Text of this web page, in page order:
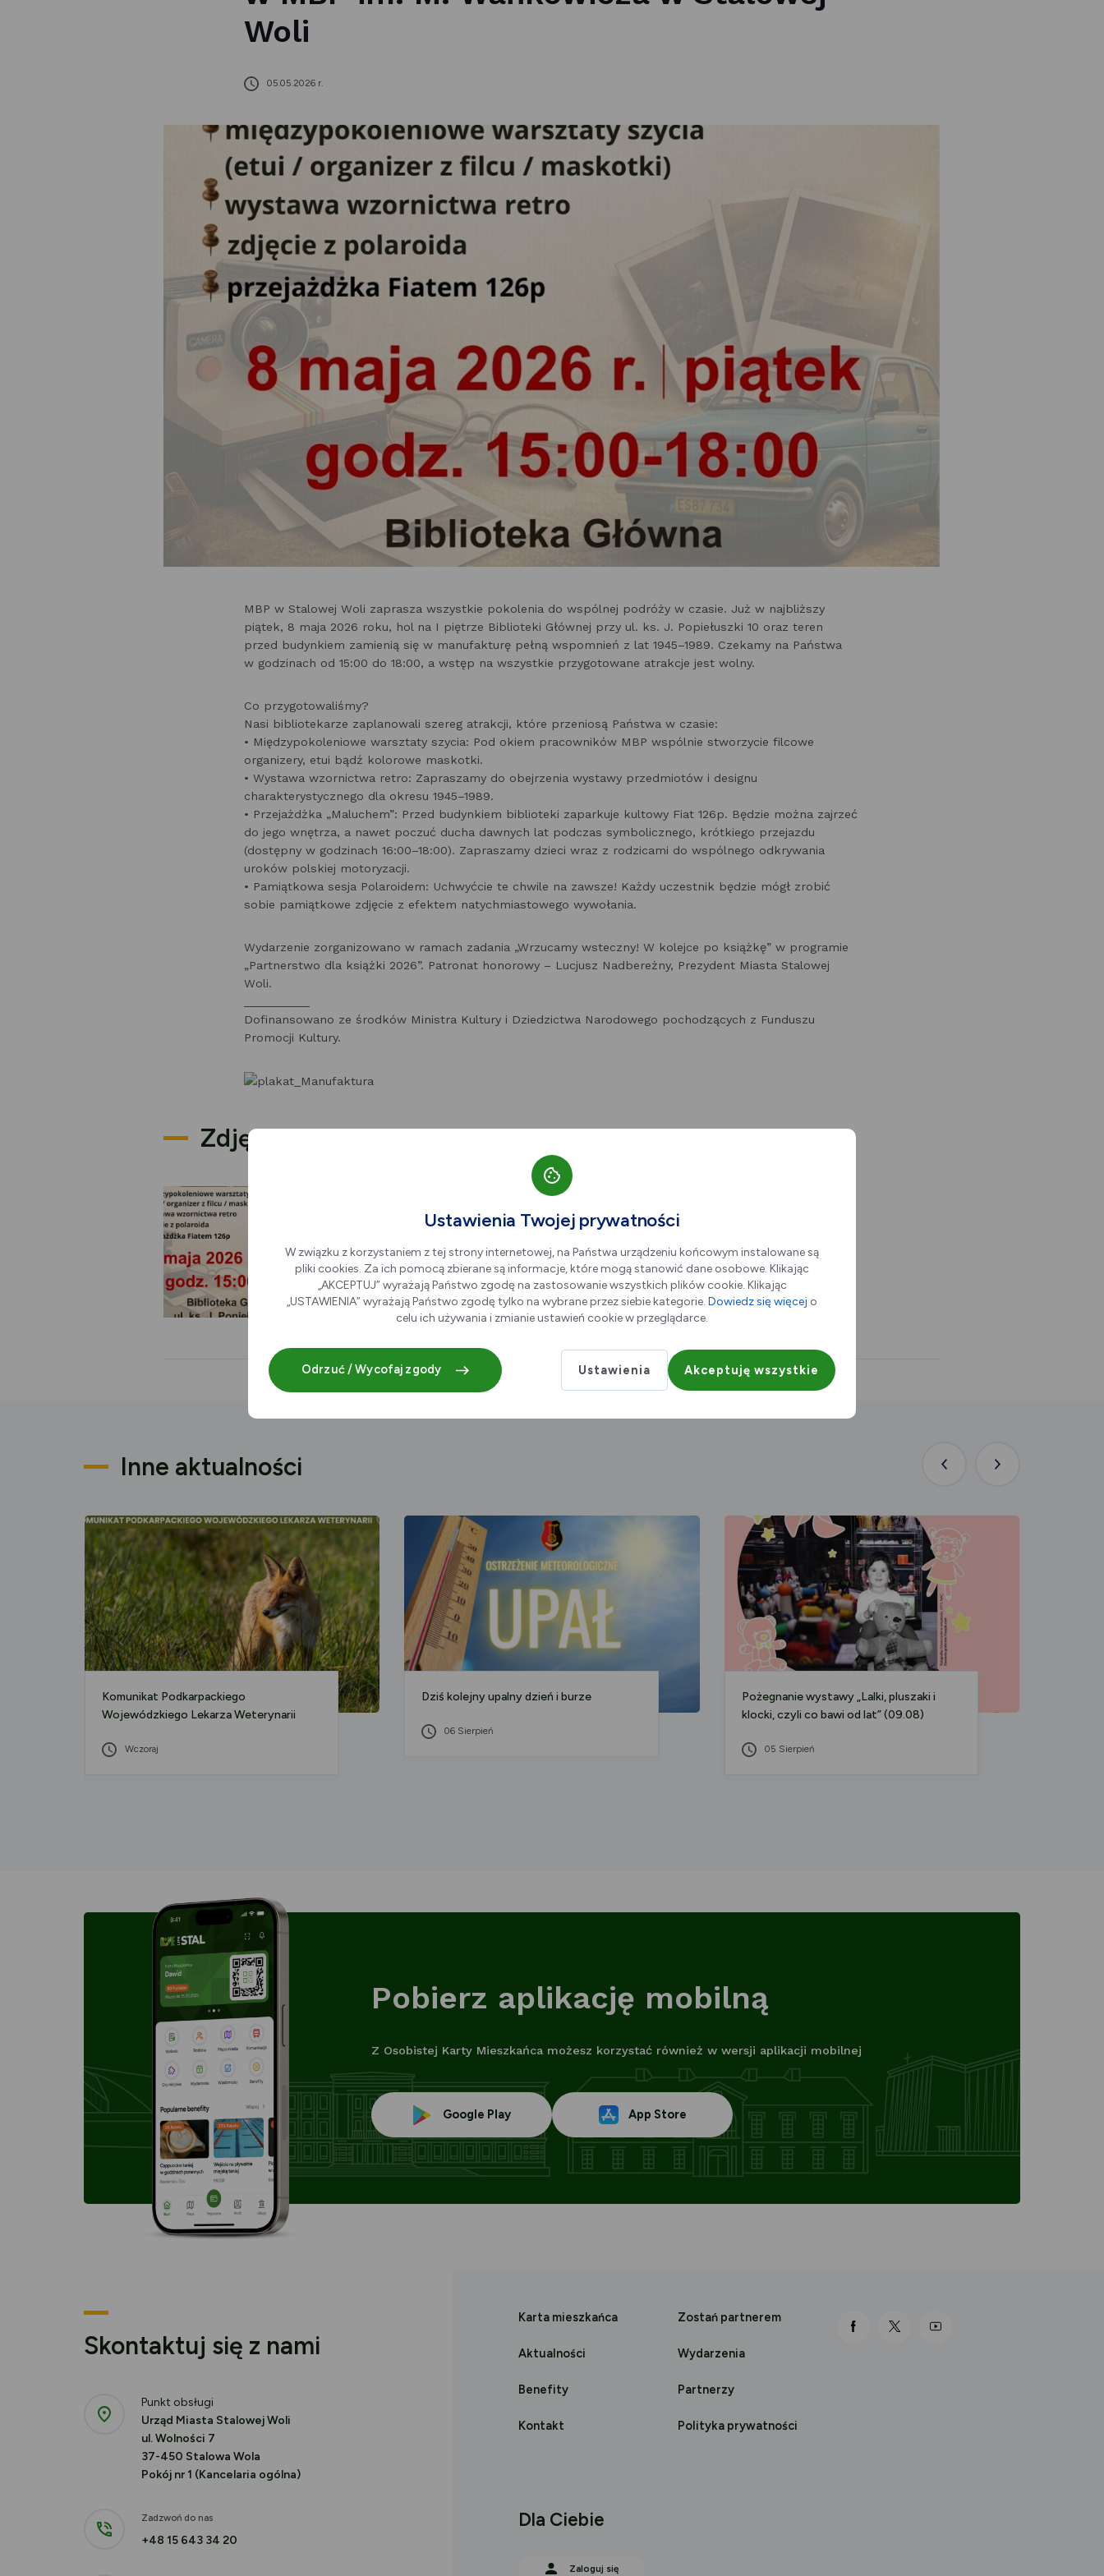
Woli
05.05.2026 r.
MBP w Stalowej Woli zaprasza wszystkie pokolenia do wspólnej podróży w czasie. Już w najbliższy
piątek, 8 maja 2026 roku, hol na I piętrze Biblioteki Głównej przy ul. ks. J. Popiełuszki 10 oraz teren
przed budynkiem zamienią się w manufakturę pełną wspomnień z lat 1945–1989. Czekamy na Państwa
w godzinach od 15:00 do 18:00, a wstęp na wszystkie przygotowane atrakcje jest wolny.
Co przygotowaliśmy?
Nasi bibliotekarze zaplanowali szereg atrakcji, które przeniosą Państwa w czasie:
• Międzypokoleniowe warsztaty szycia: Pod okiem pracowników MBP wspólnie stworzycie filcowe
organizery, etui bądź kolorowe maskotki.
• Wystawa wzornictwa retro: Zapraszamy do obejrzenia wystawy przedmiotów i designu
charakterystycznego dla okresu 1945–1989.
• Przejażdżka „Maluchem”: Przed budynkiem biblioteki zaparkuje kultowy Fiat 126p. Będzie można zajrzeć
do jego wnętrza, a nawet poczuć ducha dawnych lat podczas symbolicznego, krótkiego przejazdu
(dostępny w godzinach 16:00–18:00). Zapraszamy dzieci wraz z rodzicami do wspólnego odkrywania
uroków polskiej motoryzacji.
• Pamiątkowa sesja Polaroidem: Uchwyćcie te chwile na zawsze! Każdy uczestnik będzie mógł zrobić
sobie pamiątkowe zdjęcie z efektem natychmiastowego wywołania.
Wydarzenie zorganizowano w ramach zadania „Wrzucamy wsteczny! W kolejce po książkę” w programie
„Partnerstwo dla książki 2026”. Patronat honorowy – Lucjusz Nadbereżny, Prezydent Miasta Stalowej
Woli.
Dofinansowano ze środków Ministra Kultury i Dziedzictwa Narodowego pochodzących z Funduszu
Promocji Kultury.
Zdjęcia
Inne aktualności
Poprzednia
Następna
Komunikat Podkarpackiego
Wojewódzkiego Lekarza Weterynarii
Wczoraj
Dziś kolejny upalny dzień i burze
06 Sierpień
Pożegnanie wystawy „Lalki, pluszaki i
klocki, czyli co bawi od lat” (09.08)
05 Sierpień
Pobierz aplikację mobilną
Z Osobistej Karty Mieszkańca możesz korzystać również w wersji aplikacji mobilnej
Google PlayLink
otwiera
się
App StoreLink
otwiera
się
Skontaktuj się z nami
Punkt obsługi
Urząd Miasta Stalowej Woli
ul. Wolności 7
37-450 Stalowa Wola
Pokój nr 1 (Kancelaria ogólna)
Zadzwoń do nas
+48 15 643 34 20
Karta mieszkańca Zostań partnerem
Aktualności Wydarzenia
Benefity Partnerzy
Kontakt Polityka prywatności
link otwiera się nowej karcie
link otwiera się nowej karcie
link otwiera się nowej karcie
Dla Ciebie
Zaloguj się
Ustawienia Twojej prywatności
W związku z korzystaniem z tej strony internetowej, na Państwa urządzeniu końcowym instalowane są
pliki cookies. Za ich pomocą zbierane są informacje, które mogą stanowić dane osobowe. Klikając
„AKCEPTUJ” wyrażają Państwo zgodę na zastosowanie wszystkich plików cookie. Klikając
„USTAWIENIA” wyrażają Państwo zgodę tylko na wybrane przez siebie kategorie. Dowiedz się więcej o
celu ich używania i zmianie ustawień cookie w przeglądarce.
Odrzuć / Wycofaj zgody Ustawienia Akceptuję wszystkie